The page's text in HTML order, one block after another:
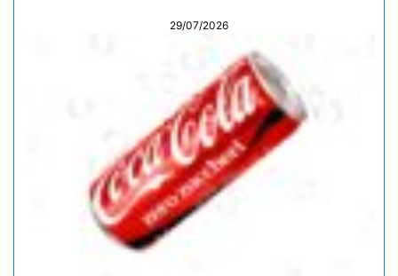
29/07/2026